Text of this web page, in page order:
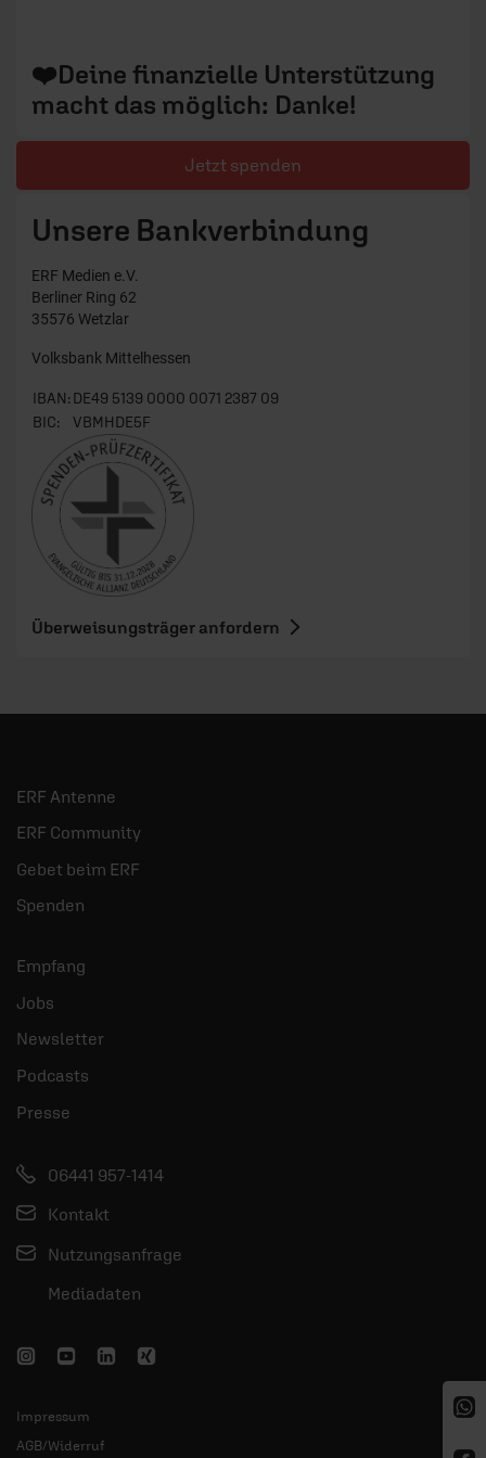
❤️Deine finanzielle Unterstützung
macht das möglich: Danke!
Jetzt spenden
Unsere Bankverbindung
ERF Medien e.V.
Berliner Ring 62
35576 Wetzlar
Volksbank Mittelhessen
IBAN: DE49 5139 0000 0071 2387 09
BIC:
VBMHDE5F
Überweisungsträger anfordern
ERF Antenne
ERF Community
Gebet beim ERF
Spenden
Empfang
Jobs
Newsletter
Podcasts
Presse
06441 957-1414
Kontakt
Nutzungsanfrage
Mediadaten
Impressum
AGB/Widerruf